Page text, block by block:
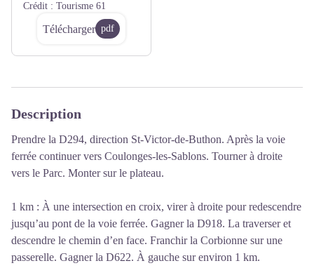
Crédit : Tourisme 61
Télécharger pdf
Description
Prendre la D294, direction St-Victor-de-Buthon. Après la voie
ferrée continuer vers Coulonges-les-Sablons. Tourner à droite
vers le Parc. Monter sur le plateau.
1 km : À une intersection en croix, virer à droite pour redescendre
jusqu’au pont de la voie ferrée. Gagner la D918. La traverser et
descendre le chemin d’en face. Franchir la Corbionne sur une
passerelle. Gagner la D622. À gauche sur environ 1 km.